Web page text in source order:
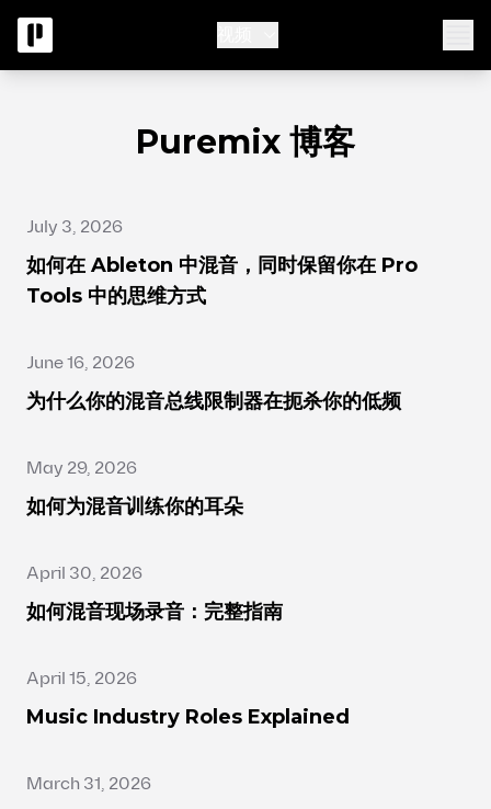
Puremix 博客
July 3, 2026
如何在 Ableton 中混音，同时保留你在 Pro
Tools 中的思维方式
June 16, 2026
为什么你的混音总线限制器在扼杀你的低频
May 29, 2026
如何为混音训练你的耳朵
April 30, 2026
如何混音现场录音：完整指南
April 15, 2026
Music Industry Roles Explained
March 31, 2026